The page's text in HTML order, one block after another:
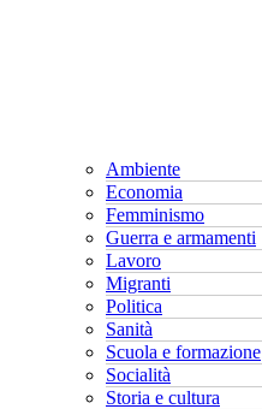
Ambiente
Economia
Femminismo
Guerra e armamenti
Lavoro
Migranti
Politica
Sanità
Scuola e formazione
Socialità
Storia e cultura